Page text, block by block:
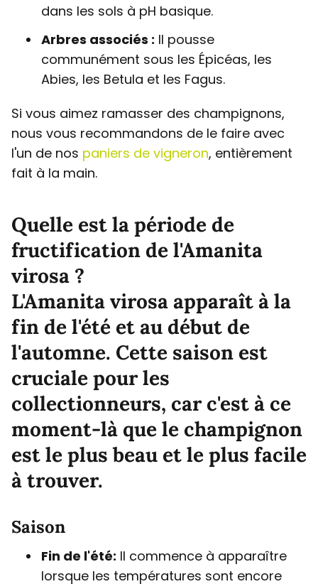
dans les sols à pH basique.
Arbres associés : Il pousse
communément sous les Épicéas, les
Abies, les Betula et les Fagus.
Si vous aimez ramasser des champignons,
nous vous recommandons de le faire avec
l'un de nos paniers de vigneron, entièrement
fait à la main.
Quelle est la période de
fructification de l'Amanita
virosa ?
L'Amanita virosa apparaît à la
fin de l'été et au début de
l'automne. Cette saison est
cruciale pour les
collectionneurs, car c'est à ce
moment-là que le champignon
est le plus beau et le plus facile
à trouver.
Saison
Fin de l'été: Il commence à apparaître
lorsque les températures sont encore